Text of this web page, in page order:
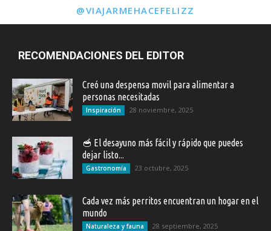
@VIAJARMEHACEFELIZZ
RECOMENDACIONES DEL EDITOR
Creó una despensa movil para alimentar a
personas necesitadas
Inspiración 28 noviembre, 2025
🥣 El desayuno más fácil y rápido que puedes
dejar listo...
Gastronomía 23 octubre, 2025
Cada vez más perritos encuentran un hogar en el
mundo
Naturaleza y fauna 28 septiembre, 2025